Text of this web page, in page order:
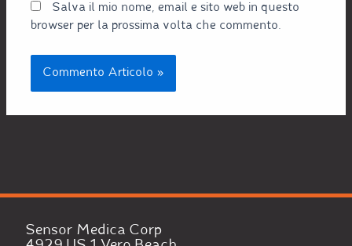
Salva il mio nome, email e sito web in questo
browser per la prossima volta che commento.
Sensor Medica Corp